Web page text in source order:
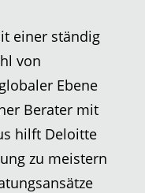
einer ständig
von
Ebene
Berater mit
hilft Deloitte
zu meistern